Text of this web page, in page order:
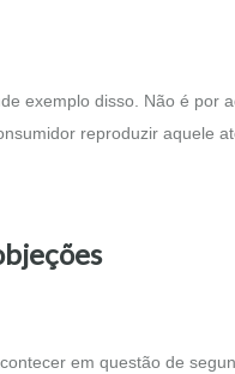
exemplo disso. Não é por
reproduzir aquele
em questão de